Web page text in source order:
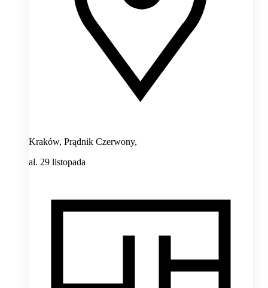
Kraków, Prądnik Czerwony,
al. 29 listopada